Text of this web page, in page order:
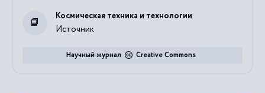
Источник
Космическая техника и технологии
Creative Commons
Научный журнал